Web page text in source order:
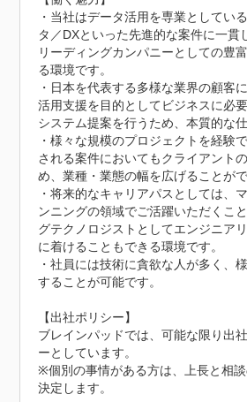
・当社はデータ活用を専業としてい
タ／DXといった先進的な案件に一貫
リーディングカンパニーとしての豊
る環境です。
・日本を代表する多様な業界の顧客
活用支援を目的としてビジネスに必
システム提案を行うため、本質的な
・様々な規模のプロジェクトを経験
される案件においてもクライアント
め、業種・業態の幅を広げることがで
・将来的なキャリアパスとしては、
ンニングの領域でご活躍いただくこ
グテクノロジストとしてエンジニア
に着けることもできる環境です。
・社員には技術に貪欲な人が多く、
することが可能です。
【出社ポリシー】
ブレインパッドでは、可能な限り出
ーとしています。
※個別の事情がある方は、上長と相
決定します。